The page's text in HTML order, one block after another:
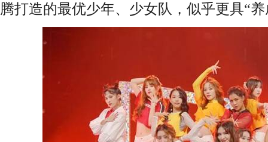
腾打造的最优少年、少女队，似乎更具“